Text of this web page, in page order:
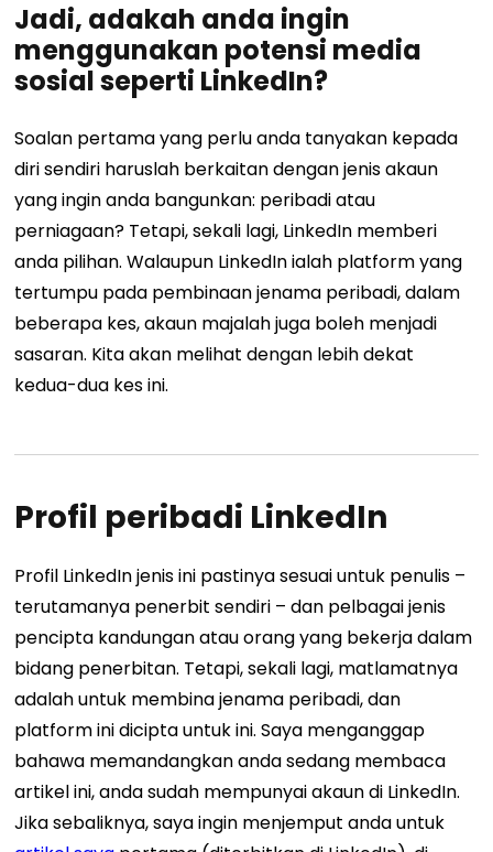
Jadi, adakah anda ingin
menggunakan potensi media
sosial seperti LinkedIn?
Soalan pertama yang perlu anda tanyakan kepada
diri sendiri haruslah berkaitan dengan jenis akaun
yang ingin anda bangunkan: peribadi atau
perniagaan? Tetapi, sekali lagi, LinkedIn memberi
anda pilihan. Walaupun LinkedIn ialah platform yang
tertumpu pada pembinaan jenama peribadi, dalam
beberapa kes, akaun majalah juga boleh menjadi
sasaran. Kita akan melihat dengan lebih dekat
kedua-dua kes ini.
Profil peribadi LinkedIn
Profil LinkedIn jenis ini pastinya sesuai untuk penulis –
terutamanya penerbit sendiri – dan pelbagai jenis
pencipta kandungan atau orang yang bekerja dalam
bidang penerbitan. Tetapi, sekali lagi, matlamatnya
adalah untuk membina jenama peribadi, dan
platform ini dicipta untuk ini. ​​Saya menganggap
bahawa memandangkan anda sedang membaca
artikel ini, anda sudah mempunyai akaun di LinkedIn.
Jika sebaliknya, saya ingin menjemput anda untuk